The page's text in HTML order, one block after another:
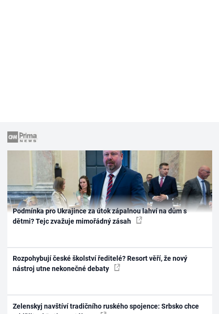
Podmínka pro Ukrajince za útok zápalnou lahví na dům s
dětmi? Tejc zvažuje mimořádný zásah
Rozpohybují české školství ředitelé? Resort věří, že nový
nástroj utne nekonečné debaty
Zelenskyj navštíví tradičního ruského spojence: Srbsko chce